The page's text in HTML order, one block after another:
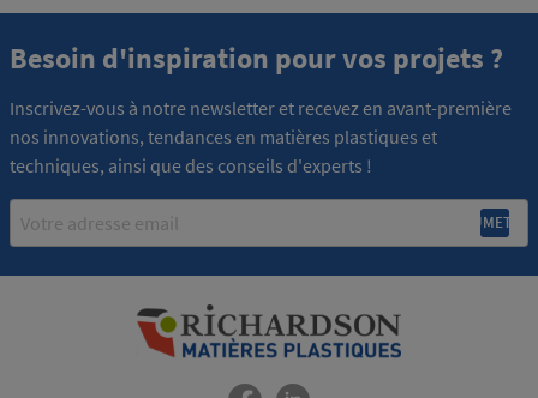
Besoin d'inspiration pour vos projets ?
Inscrivez-vous à notre newsletter et recevez en avant-première
nos innovations, tendances en matières plastiques et
techniques, ainsi que des conseils d'experts !